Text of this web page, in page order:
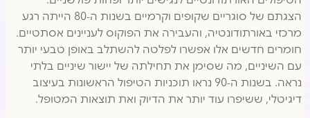
הצגתם של סוגריים שקופים וקרמיים בשנות ה-80 הייתה רגע
מרכזי באורתודונטיה, והעבירה את הפוקוס לעניינים אסתטיים.
חומרים חדשים אלו אפשרו לפלטה להשתלב באופן טבעי יותר
עם השיניים, מה שסימן את תחילתה של יישור שיניים בלתי
נראה. בשנות ה-90 נראו תוכניות הטיפול הראשונות בעיצוב
דיגיטלי, ששיפרו עוד יותר את הדיוק ואת תוצאות המטופל.